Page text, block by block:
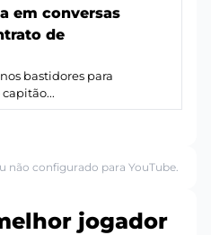
em conversas
de
bastidores para
não configurado para YouTube.
jogador